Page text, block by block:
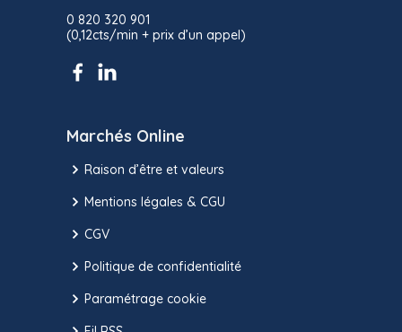
0 820 320 901
(0,12cts/min + prix d’un appel)
Marchés Online
Raison d’être et valeurs
Mentions légales & CGU
CGV
Politique de confidentialité
Paramétrage cookie